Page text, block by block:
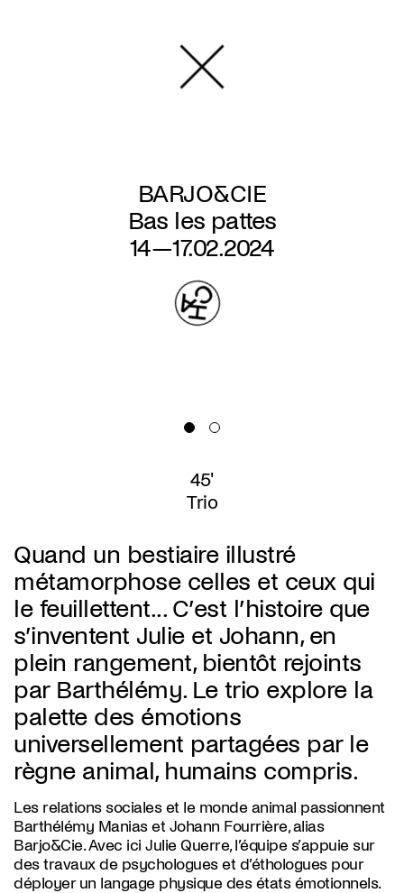
BARJO&CIE
Bas les pattes
14—17.02.2024
45'
Trio
Quand un bestiaire illustré
métamorphose celles et ceux qui
le feuillettent... C’est l’histoire que
s’inventent Julie et Johann, en
plein rangement, bientôt rejoints
par Barthélémy. Le trio explore la
palette des émotions
universellement partagées par le
règne animal, humains compris.
Les relations sociales et le monde animal passionnent
Barthélémy Manias et Johann Fourrière, alias
Barjo&Cie. Avec ici Julie Querre, l’équipe s’appuie sur
des travaux de psychologues et d’éthologues pour
déployer un langage physique des états émotionnels.